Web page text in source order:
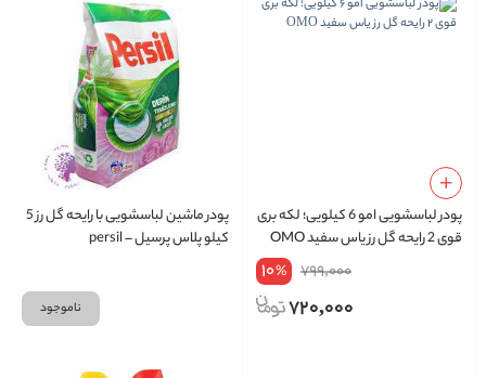
پودر لباسشویی امو 6 کیلویی؛ لکه بری
قوی 2 رایحه گل رز یاس سفید OMO
799,000
10%
720,000
پودر ماشین لباسشویی با رایحه گل رز 5
کیلو پلاس پرسیل – persil
ناموجود